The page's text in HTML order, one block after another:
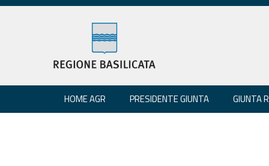
HOME AGR PRESIDENTE GIUNTA GIUNTA